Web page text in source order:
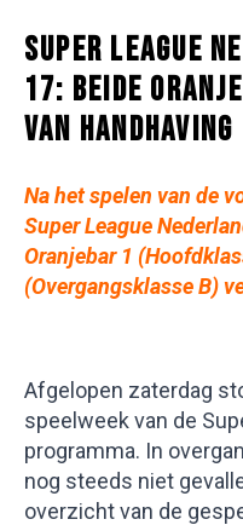
SUPER LEAGUE
17: BEIDE
VAN HANDHAVING
Na het spelen van de
Super League
Oranjebar 1
(Overgangsklasse B)
Afgelopen zaterdag
speelweek van de
programma. In
nog steeds niet
overzicht van de